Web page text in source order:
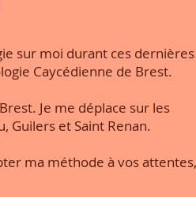
sur moi durant ces dernières
Caycédienne de Brest.
Je me déplace sur les
Guilers et Saint Renan.
ma méthode à vos attentes,